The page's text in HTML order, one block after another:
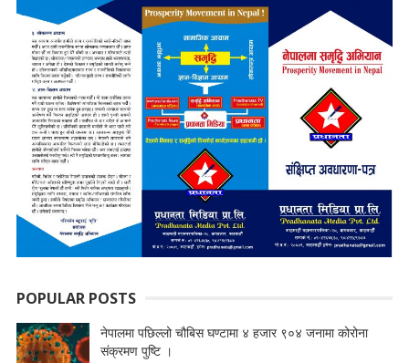
POPULAR POSTS
नेपालमा पछिल्लो चौबिस घण्टामा ४ हजार ९०४ जनामा कोरोना
संक्रमण पुष्टि ।